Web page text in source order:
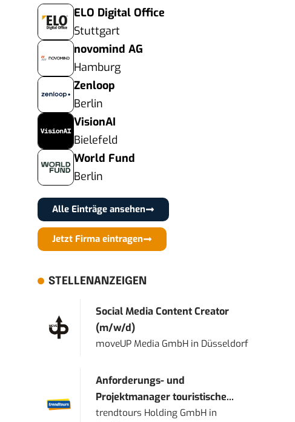
ELO Digital Office
Stuttgart
novomind AG
Hamburg
Zenloop
Berlin
VisionAI
Bielefeld
World Fund
Berlin
Alle Einträge ansehen
Jetzt Firma eintragen
STELLENANZEIGEN
Social Media Content Creator
(m/w/d)
moveUP Media GmbH in Düsseldorf
Anforderungs- und
Projektmanager touristische...
trendtours Holding GmbH in